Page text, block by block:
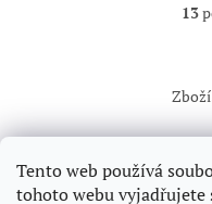
Tento web používá
tohoto webu vyjadřujete
13
a